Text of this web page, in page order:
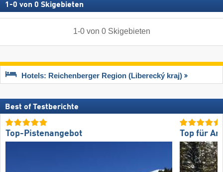
1 -0 von 0 Skigebieten
1-0von 0 Skigebieten
Hotels: Reichenberger Region (Liberecký kraj)
Best of Testberichte
Top-Pistenangebot Top für